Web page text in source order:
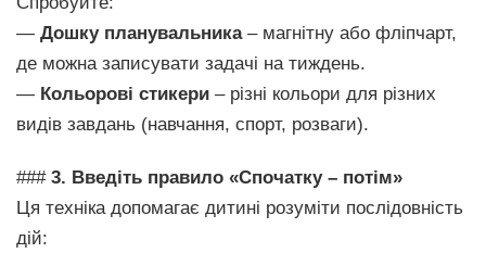
— Дошку планувальника– магнітну або фліпчарт,
де можна записувати задачі на тиждень.
— Кольорові стикери – різні кольори для різних
видів завдань (навчання, спорт, розваги).
### 3. Введіть правило «Спочатку – потім»
Ця техніка допомагає дитині розуміти послідовність
дій: